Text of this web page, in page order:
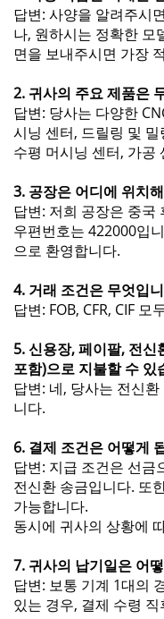
답변: 사양을 알려주시
나, 원하시는 정확한 모
면을 보내주시면 가장
2. 귀사의 주요 제품은
답변: 당사는 다양한
시닝 센터, 드릴링 및
수평 머시닝 센터, 가공
3. 공장은 어디에 위치
답변: 저희 공장은 중국
우편번호는 422000입
으로 환영합니다.
4. 거래 조건은 무엇입
답변: FOB, CFR, CIF 모
5. 신용장, 페이팔, 전
포함)으로 지불할 수 있
답변: 네, 당사는 전신
니다.
6. 결제 조건은 어떻게
답변: 지급 조건은 선금
전신환 송금입니다. 또
가능합니다.
동시에 귀사의 상황에
7. 귀사의 납기일은 어
답변: 보통 기계 1대의
있는 경우, 결제 수령